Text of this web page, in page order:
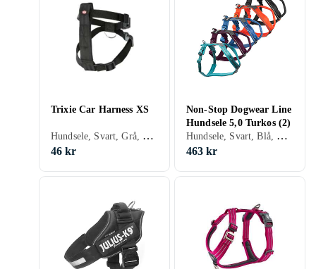
Trixie Car Harness XS
Hundsele, Svart, Grå, Blå, Röd, Grön, Rosa, Hundar, Katter
46 kr
Non-Stop Dogwear Line
Hundsele 5,0 Turkos (2)
Hundsele, Svart, Blå, Orange, Grön, Lila, Hundar
463 kr